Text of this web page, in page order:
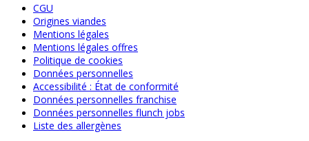
CGU
Origines viandes
Mentions légales
Mentions légales offres
Politique de cookies
Données personnelles
Accessibilité : État de conformité
Données personnelles franchise
Données personnelles flunch jobs
Liste des allergènes